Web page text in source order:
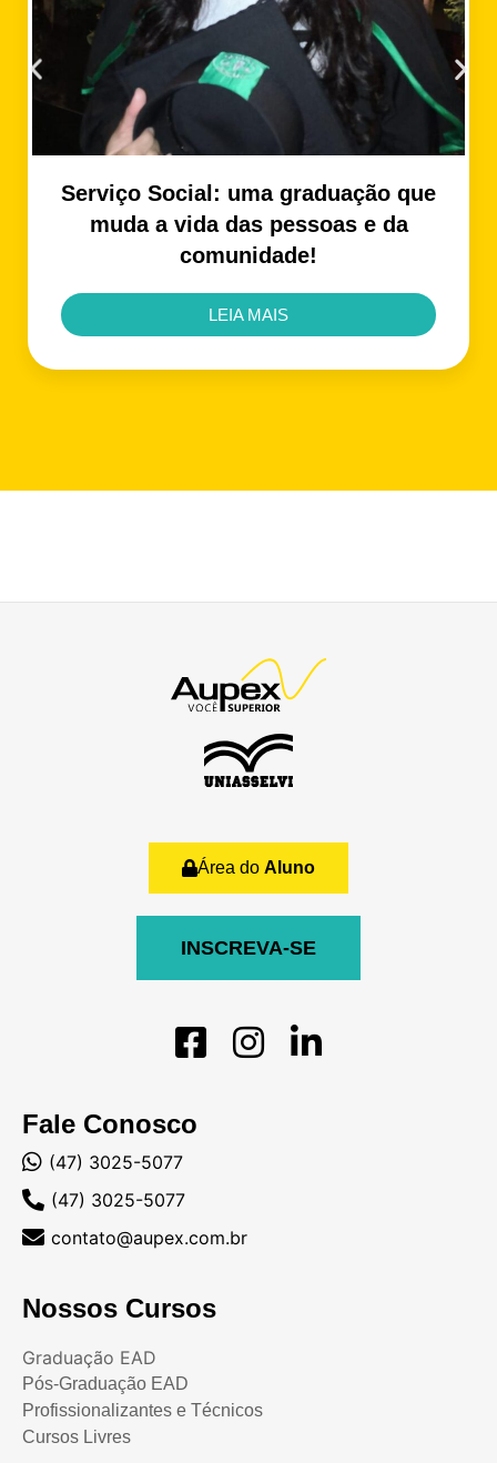
Serviço Social: uma graduação que
muda a vida das pessoas e da
comunidade!
LEIA MAIS
Fale Conosco
(47) 3025-5077
(47) 3025-5077
contato@aupex.com.br
Nossos Cursos
Graduação EAD
Pós-Graduação EAD
Profissionalizantes e Técnicos
Cursos Livres
Área do Aluno
INSCREVA-SE